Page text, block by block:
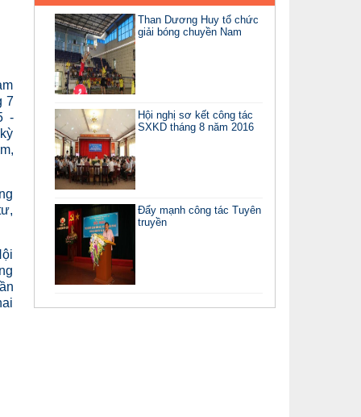
7
-
Than Dương Huy tổ chức
giải bóng chuyền Nam
Hội nghị sơ kết công tác
SXKD tháng 8 năm 2016
Đẩy mạnh công tác Tuyên
truyền